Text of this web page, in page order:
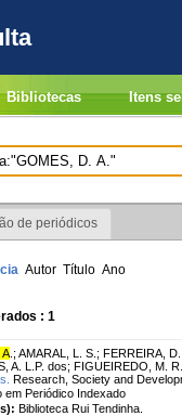
Bibliotecas Itens
de periódicos
Autor Título Ano
: 1
A ; AMARAL, L. S. ; FERREIRA,
A. L.P. dos; FIGUEIREDO, M. R.
Research, Society and
em Periódico Indexado
Biblioteca Rui Tendinha.